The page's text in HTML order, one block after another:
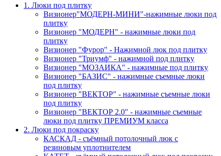
1. Люки под плитку
Визионер"МОДЕРН-МИНИ"-нажимные люки под
плитку
Визионер "МОДЕРН" - нажимные люки под
плитку
Визионер "Фурор" - Нажимной люк под плитку
Визионер "Триумф" - нажимной под плитку
Визионер "МОЗАИКА" - нажимные под плитку
Визионер "БАЗИС" - нажимные съемные люки
под плитку
Визионер "ВЕКТОР" - нажимные съемные люки
под плитку
Визионер "ВЕКТОР 2.0" - нажимные съемные
люки под плитку ПРЕМИУМ класса
2. Люки под покраску
КАСКАД - съёмный потолочный люк с
резиновым уплотнителем